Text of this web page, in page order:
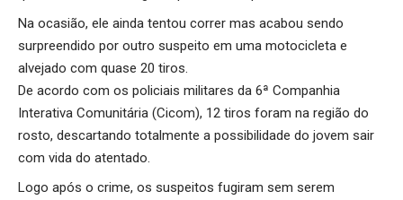
Na ocasião, ele ainda tentou correr mas acabou sendo
surpreendido por outro suspeito em uma motocicleta e
alvejado com quase 20 tiros.
De acordo com os policiais militares da 6ª Companhia
Interativa Comunitária (Cicom), 12 tiros foram na região do
rosto, descartando totalmente a possibilidade do jovem sair
com vida do atentado.
Logo após o crime, os suspeitos fugiram sem serem